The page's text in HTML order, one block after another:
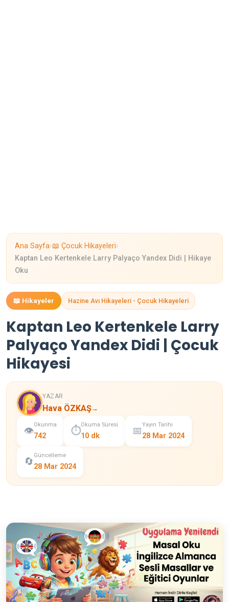
Ana Sayfa›📖 Çocuk Hikayeleri›
Kaptan Leo Kertenkele Larry Palyaço Yandex Didi | Hikaye
Oku
📖 Hikayeler Hazine Avı Hikayeleri - Çocuk Hikayeleri
Kaptan Leo Kertenkele Larry
Palyaço Yandex Didi | Çocuk
Hikayesi
YAZAR
Hava ÖZKAŞ→
👁️
Okunma
742 ⏱️
Okuma Süresi
10 dk 📅
Yayın Tarihi
28 Mar 2024
🔄
Güncelleme
28 Mar 2024